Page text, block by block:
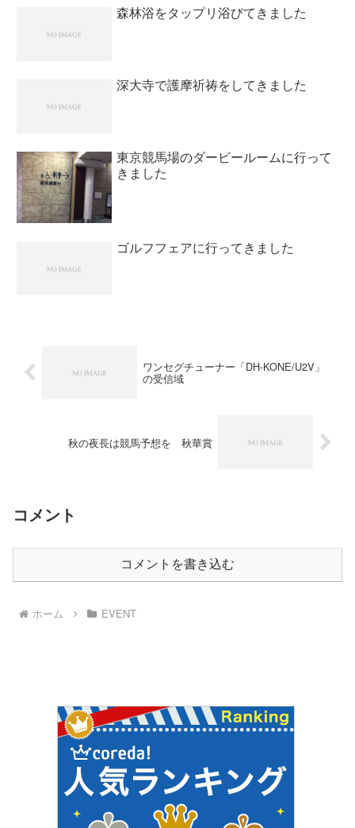
森林浴をタップリ浴びてきました
深大寺で護摩祈祷をしてきました
東京競馬場のダービールームに行って
きました
ゴルフフェアに行ってきました
ワンセグチューナー「DH-KONE/U2V」
の受信域
秋の夜長は競馬予想を 秋華賞
コメント
コメントを書き込む
ホーム EVENT